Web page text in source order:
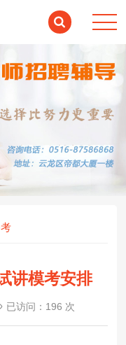
讲模考安排
已访问：196 次